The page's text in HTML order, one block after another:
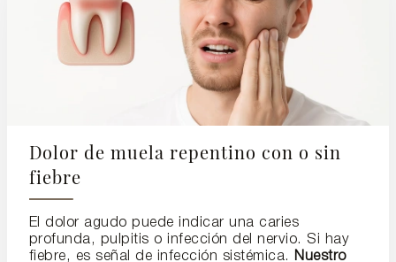
Dolor de muela repentino con o sin
fiebre
El dolor agudo puede indicar una caries
profunda, pulpitis o infección del nervio. Si hay
fiebre, es señal de infección sistémica.
Nuestro